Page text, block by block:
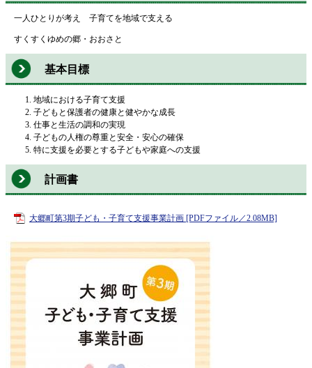
一人ひとりが考え 子育てを地域で支える
すくすくゆめの郷・おおさと
基本目標
地域における子育て支援
子どもと保護者の健康と健やかな成長
仕事と生活の調和の実現
子どもの人権の尊重と安全・安心の確保
特に支援を必要とする子どもや家庭への支援
計画書
大郷町第3期子ども・子育て支援事業計画 [PDFファイル／2.08MB]